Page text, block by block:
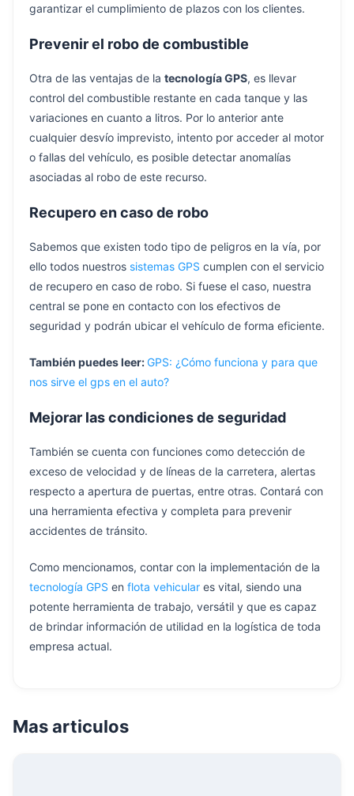
garantizar el cumplimiento de plazos con los clientes.
Prevenir el robo de combustible
Otra de las ventajas de la tecnología GPS, es llevar
control del combustible restante en cada tanque y las
variaciones en cuanto a litros. Por lo anterior ante
cualquier desvío imprevisto, intento por acceder al motor
o fallas del vehículo, es posible detectar anomalías
asociadas al robo de este recurso.
Recupero en caso de robo
Sabemos que existen todo tipo de peligros en la vía, por
ello todos nuestros sistemas GPS cumplen con el servicio
de recupero en caso de robo. Si fuese el caso, nuestra
central se pone en contacto con los efectivos de
seguridad y podrán ubicar el vehículo de forma eficiente.
También puedes leer:GPS: ¿Cómo funciona y para que
nos sirve el gps en el auto?
Mejorar las condiciones de seguridad
También se cuenta con funciones como detección de
exceso de velocidad y de líneas de la carretera, alertas
respecto a apertura de puertas, entre otras. Contará con
una herramienta efectiva y completa para prevenir
accidentes de tránsito.
Como mencionamos, contar con la implementación de la
tecnología GPS en flota vehicular es vital, siendo una
potente herramienta de trabajo, versátil y que es capaz
de brindar información de utilidad en la logística de toda
empresa actual.
Mas articulos